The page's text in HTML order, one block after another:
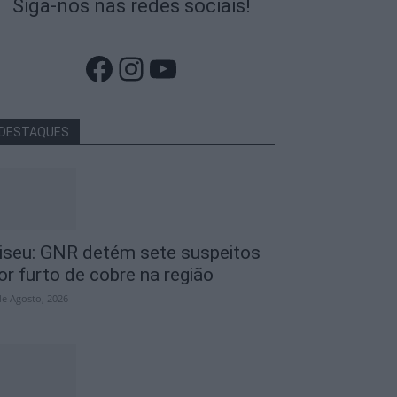
Siga-nos nas redes sociais!
Facebook
Instagram
YouTube
GNR detém sete suspeitos
furto de cobre na região
Agosto, 2026